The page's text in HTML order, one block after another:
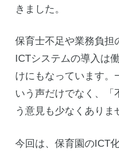
きました。
保育士不足や業務負担
ICTシステムの導入は
けにもなっています。
いう声だけでなく、「
う意見も少なくありま
今回は、保育園のICT